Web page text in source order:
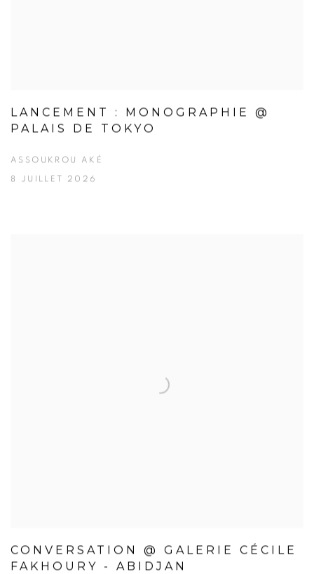
LANCEMENT : MONOGRAPHIE @
PALAIS DE TOKYO
ASSOUKROU AKÉ
8 JUILLET 2026
CONVERSATION @ GALERIE CÉCILE
FAKHOURY - ABIDJAN